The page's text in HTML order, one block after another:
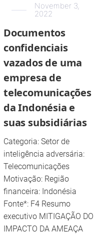
November 3,
2022
Documentos
confidenciais
vazados de uma
empresa de
telecomunicações
da Indonésia e
suas subsidiárias
Categoria: Setor de
inteligência adversária:
Telecomunicações
Motivação: Região
financeira: Indonésia
Fonte*: F4 Resumo
executivo MITIGAÇÃO DO
IMPACTO DA AMEAÇA